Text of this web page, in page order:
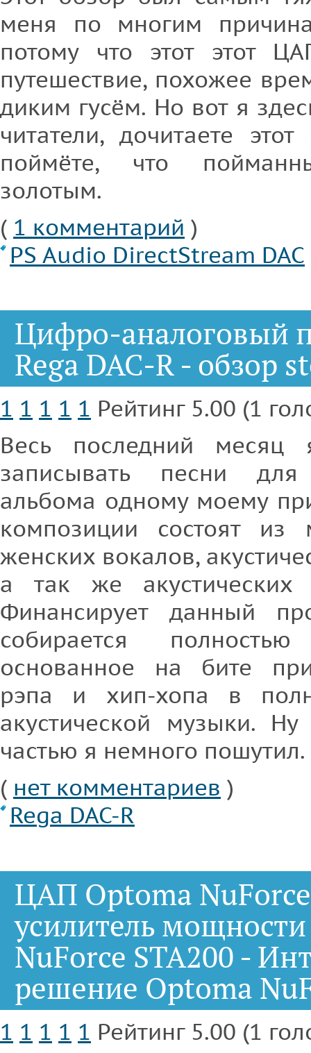
меня по многим
потому что этот этот
путешествие, похожее
диким гусём. Но вот я
читатели, дочитаете
поймёте, что
золотым.
( 1 комментарий )
PS Audio DirectStream DAC
Цифро-аналоговый
Rega DAC-R - обзор
1 1 1 1 1 Рейтинг 5.00 (1
Весь последний месяц
записывать песни для
альбома одному моему
композиции состоят
женских вокалов,
а так же
Финансирует данный
собирается полностью
основанное на бите
рэпа и хип-хопа в
акустической музыки.
частью я немного пошутил.
( нет комментариев )
Rega DAC-R
ЦАП Optoma
усилитель
NuForce STA200 -
решение Optoma
1 1 1 1 1 Рейтинг 5.00 (1